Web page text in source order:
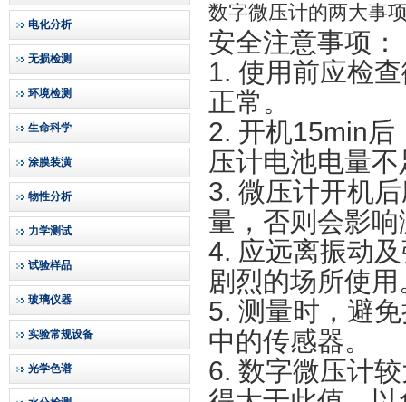
电化分析
无损检测
环境检测
生命科学
涂膜装潢
物性分析
力学测试
试验样品
玻璃仪器
实验常规设备
光学色谱
数字微压计的两大事
安全注意事项：
1. 使用前应检
正常。
2. 开机15min后
压计电池电量
3. 微压计开机
量，否则会影
4. 应远离振动
剧烈的场所使用
5. 测量时，避
中的传感器。
6. 数字微压计